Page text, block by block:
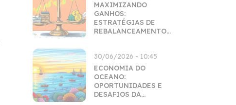
MAXIMIZANDO
GANHOS:
ESTRATÉGIAS DE
REBALANCEAMENTO
30/06/2026 - 10:45
ECONOMIA DO
OCEANO:
OPORTUNIDADES E
DESAFIOS DA